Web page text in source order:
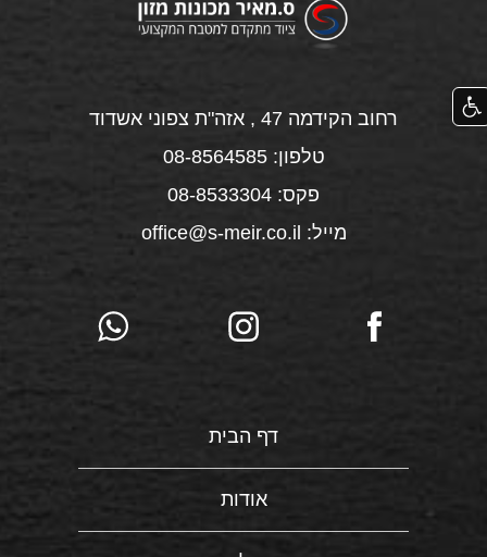
רחוב הקידמה 47 , אזה"ת צפוני אשדוד
טלפון: 08-8564585
פקס: 08-8533304
מייל: office@s-meir.co.il
דף הבית
אודות